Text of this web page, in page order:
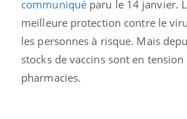
communiqué paru le 14 janvier.
meilleure protection contre le
les personnes à risque. Mais
stocks de vaccins sont en
pharmacies.